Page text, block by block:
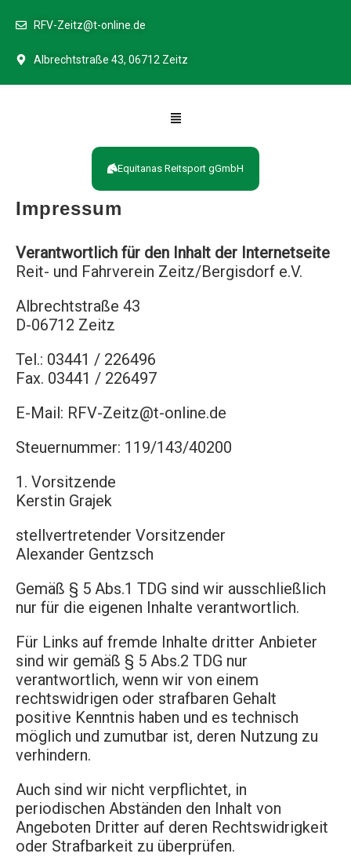
RFV-Zeitz@t-online.de
Albrechtstraße 43, 06712 Zeitz
Equitanas Reitsport gGmbH
Impressum
Verantwortlich für den Inhalt der Internetseite
Reit- und Fahrverein Zeitz/Bergisdorf e.V.
Albrechtstraße 43
D-06712 Zeitz
Tel.: 03441 / 226496
Fax. 03441 / 226497
E-Mail: RFV-Zeitz@t-online.de
Steuernummer: 119/143/40200
1. Vorsitzende
Kerstin Grajek
stellvertretender Vorsitzender
Alexander Gentzsch
Gemäß § 5 Abs.1 TDG sind wir ausschließlich
nur für die eigenen Inhalte verantwortlich.
Für Links auf fremde Inhalte dritter Anbieter
sind wir gemäß § 5 Abs.2 TDG nur
verantwortlich, wenn wir von einem
rechtswidrigen oder strafbaren Gehalt
positive Kenntnis haben und es technisch
möglich und zumutbar ist, deren Nutzung zu
verhindern.
Auch sind wir nicht verpflichtet, in
periodischen Abständen den Inhalt von
Angeboten Dritter auf deren Rechtswidrigkeit
oder Strafbarkeit zu überprüfen.